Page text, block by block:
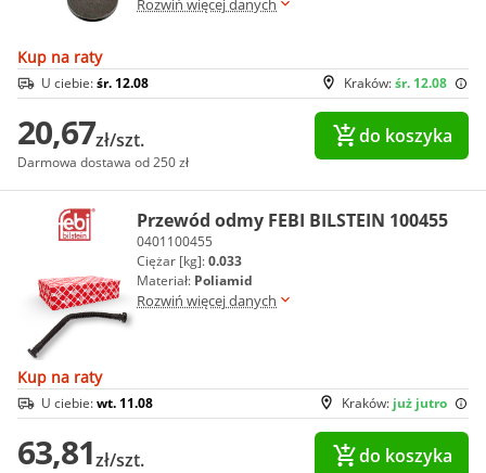
Rozwiń więcej danych
Kup na raty
Kraków:śr. 12.08
U ciebie:śr. 12.08
20,67zł/szt.
Darmowa dostawa od 250 zł
do koszyka
Przewód odmy FEBI BILSTEIN 100455
0401100455
Ciężar [kg]:0.033
Materiał: Poliamid
Rozwiń więcej danych
Kup na raty
Kraków: już jutro
U ciebie:wt. 11.08
63,81zł/szt. do koszyka